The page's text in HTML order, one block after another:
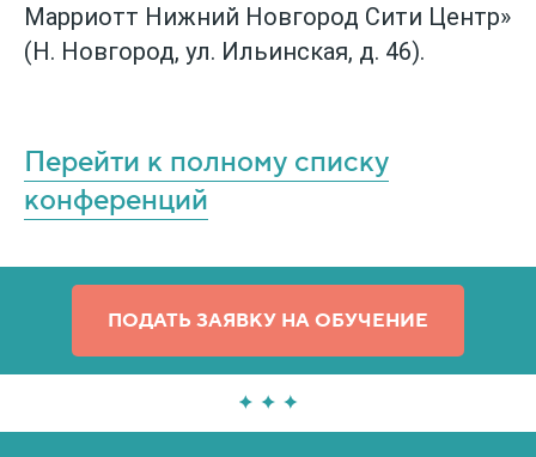
Марриотт Нижний Новгород Сити Центр»
(Н. Новгород, ул. Ильинская, д. 46).
Перейти к полному списку
конференций
ПОДАТЬ ЗАЯВКУ НА ОБУЧЕНИЕ